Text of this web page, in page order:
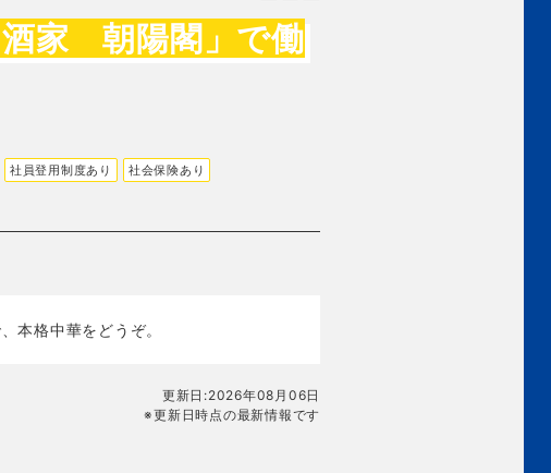
酒家 朝陽閣」で働
社員登用制度あり
社会保険あり
本格中華をどうぞ。
更新日:2026年08月06日
※更新日時点の最新情報です